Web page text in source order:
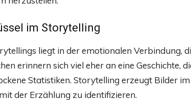
im Storytelling
liegt in der emotionalen Verbindung,
erinnern sich viel eher an eine Geschichte,
Statistiken. Storytelling erzeugt Bilder
der Erzählung zu identifizieren.